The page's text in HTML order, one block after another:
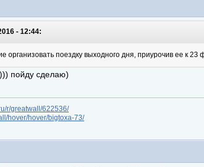
- 12:44:
организовать поездку выходного дня, приурочив ее к
пойду сделаю)
r/greatwall/622536/
hover/hover/bigtoxa-73/